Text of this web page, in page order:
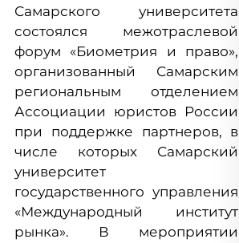
Самарского университета
состоялся межотраслевой
форум «Биометрия и право»,
организованный Самарским
региональным отделением
Ассоциации юристов России
при поддержке партнеров, в
числе которых Самарский
университет
государственного управления
«Международный институт
рынка». В мероприятии